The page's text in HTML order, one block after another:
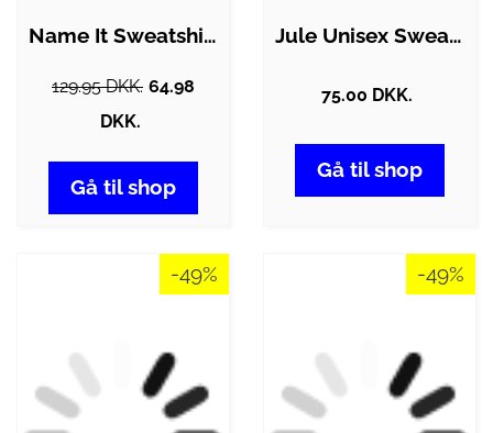
Name It Sweatshirt - NmfVismas - Jester…
129.95 DKK. 64.98
DKK.
Gå til shop
Jule Unisex Sweatshirt - Rød/Survived -…
75.00 DKK.
Gå til shop
-49% -49%